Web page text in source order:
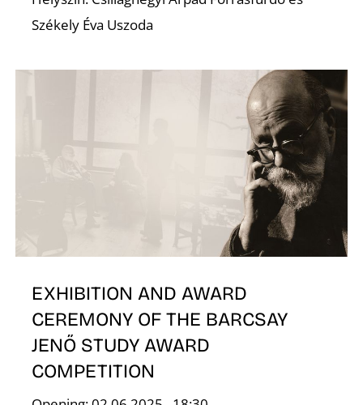
Székely Éva Uszoda
EXHIBITION AND AWARD
CEREMONY OF THE BARCSAY
JENŐ STUDY AWARD
COMPETITION